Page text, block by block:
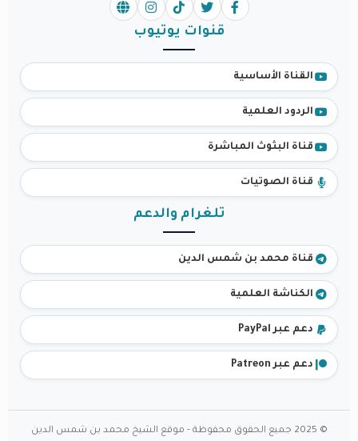
قنوات يوتيوب
القناة الأساسية
الردود العلمية
قناة البثوث المباشرة
قناة الصوتيات
تلغرام والدعم
قناة محمد بن شمس الدين
الكناشة العلمية
دعم عبر PayPal
دعم عبر Patreon
© 2025 جميع الحقوق محفوظة - موقع الشيخ محمد بن شمس الدين